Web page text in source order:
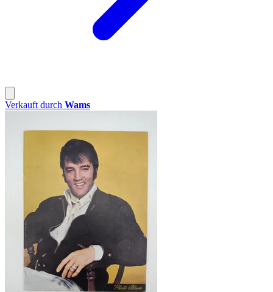
Verkauft durch Wams